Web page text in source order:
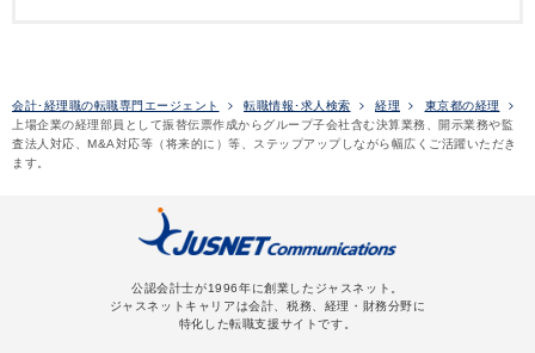
会計･経理職の転職専門エージェント 転職情報･求人検索 経理
東京都の経理
上場企業の経理部員として振替伝票作成からグループ子会社含む決算業務、開示業務や監
査法人対応、M&A対応等（将来的に）等、ステップアップしながら幅広くご活躍いただき
ます。
公認会計士が1996年に創業したジャスネット。
ジャスネットキャリアは会計、税務、経理・財務分野に
特化した転職支援サイトです。